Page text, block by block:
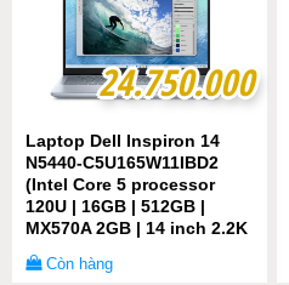
24.750.000
24.750.000
Laptop Dell Inspiron 14
N5440-C5U165W11IBD2
(Intel Core 5 processor
120U | 16GB | 512GB |
MX570A 2GB | 14 inch 2.2K
Còn hàng